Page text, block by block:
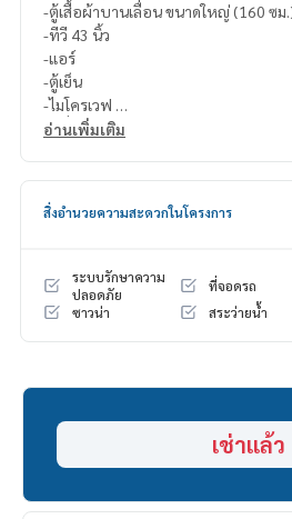
-ตู้เสื้อผ้าบานเลื่อน ขนาดใหญ่ (160 ซม
-ทีวี 43 นิ้ว
-แอร์
-ตู้เย็น
-ไมโครเวฟ
-เครื่องซักผ้าฝาหน้า
-Digital Door lock มีคีย์การ์ด และรหัส
-ทธิ์ที่จอดรถ 1 คัน
อ่านเพิ่มเติม
สิ่งอำนวยความสะดวกในโครงการ
ระบบรักษาความ
ปลอดภัย
ที่จอดรถ
ซาวน่า
สระว่ายน้ำ
เช่าแล้ว